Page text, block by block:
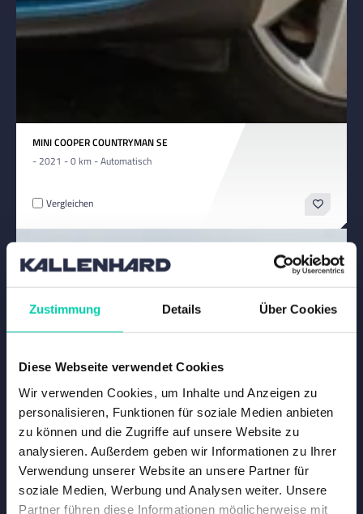
Zustimmung Details Über Cookies
Diese Webseite verwendet Cookies
Wir verwenden Cookies, um Inhalte und Anzeigen zu
personalisieren, Funktionen für soziale Medien anbieten
zu können und die Zugriffe auf unsere Website zu
analysieren. Außerdem geben wir Informationen zu Ihrer
Verwendung unserer Website an unsere Partner für
soziale Medien, Werbung und Analysen weiter. Unsere
Partner führen diese Informationen möglicherweise mit
MINI COOPER COUNTRYMAN SE
- 2021 - 0 km - Automatisch
Vergleichen